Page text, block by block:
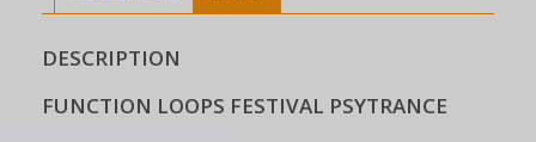
DESCRIPTION
FUNCTION LOOPS FESTIVAL PSYTRANCE